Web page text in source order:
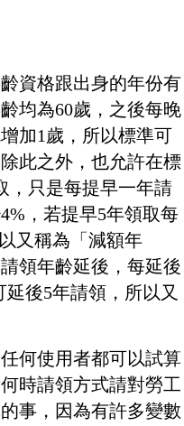
資格跟出身的年份有
均為60歲，之後每晚
加1歲，所以標準可
此之外，也允許在標
，只是每提早一年請
，若提早5年領取每
又稱為「減額年
領年齡延後，每延後
後5年請領，所以又
何使用者都可以試算
時請領方式請對勞工
事，因為有許多變數